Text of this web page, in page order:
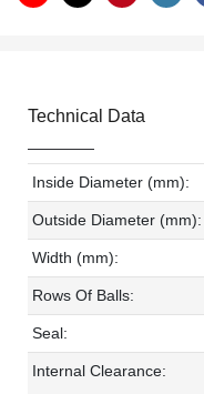
Technical Data
Inside Diameter (mm):
Outside Diameter (mm):
Width (mm):
Rows Of Balls:
Seal:
Internal Clearance: